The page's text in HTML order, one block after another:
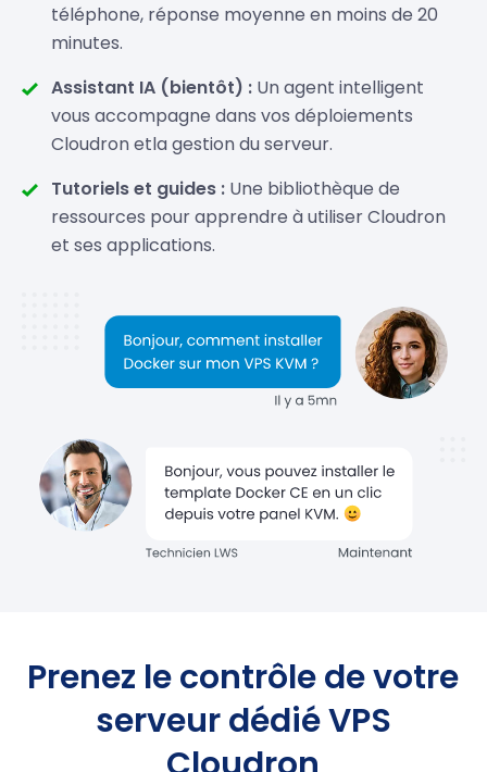
téléphone, réponse moyenne en moins de 20
minutes.
Assistant IA (bientôt) : Un agent intelligent
vous accompagne dans vos déploiements
Cloudron etla gestion du serveur.
Tutoriels et guides : Une bibliothèque de
ressources pour apprendre à utiliser Cloudron
et ses applications.
Prenez le contrôle de votre
serveur dédié VPS